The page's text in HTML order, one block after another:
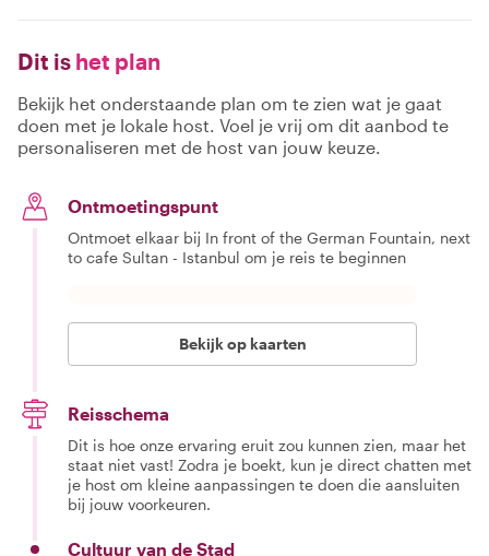
Dit is het plan
Bekijk het onderstaande plan om te zien wat je gaat
doen met je lokale host. Voel je vrij om dit aanbod te
personaliseren met de host van jouw keuze.
Ontmoetingspunt
Ontmoet elkaar bij In front of the German Fountain, next
to cafe Sultan - Istanbul om je reis te beginnen
Bekijk op kaarten
Reisschema
Dit is hoe onze ervaring eruit zou kunnen zien, maar het
staat niet vast! Zodra je boekt, kun je direct chatten met
je host om kleine aanpassingen te doen die aansluiten
bij jouw voorkeuren.
Cultuur van de Stad